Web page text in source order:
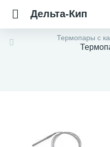
Дельта-Кип
Термопары с